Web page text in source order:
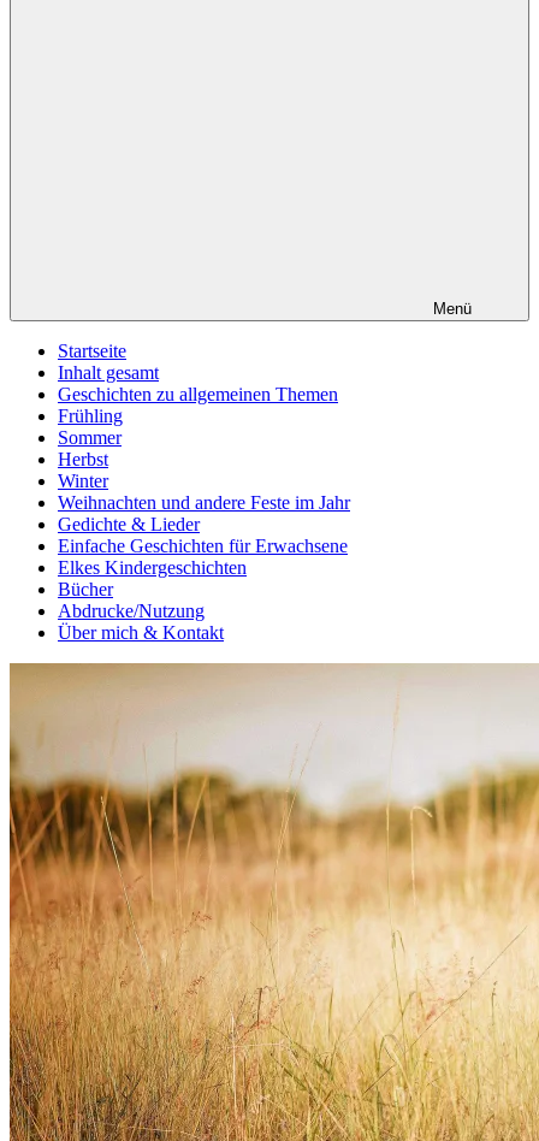
Menü
Startseite
Inhalt gesamt
Geschichten zu allgemeinen Themen
Frühling
Sommer
Herbst
Winter
Weihnachten und andere Feste im Jahr
Gedichte & Lieder
Einfache Geschichten für Erwachsene
Elkes Kindergeschichten
Bücher
Abdrucke/Nutzung
Über mich & Kontakt